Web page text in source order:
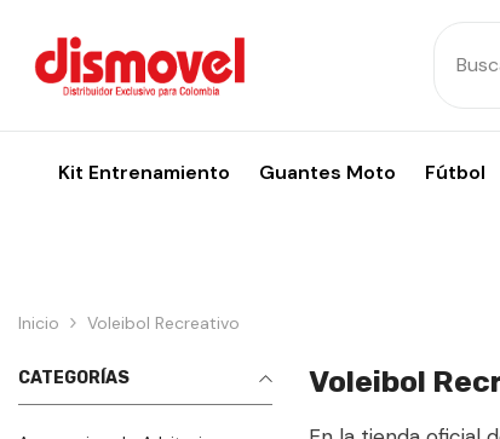
Kit Entrenamiento Guantes Moto Fútbol
Inicio Voleibol Recreativo
CATEGORÍAS Voleibol